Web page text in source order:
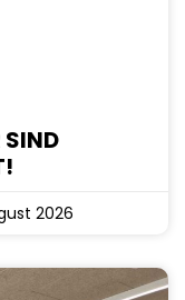
SIND
2026